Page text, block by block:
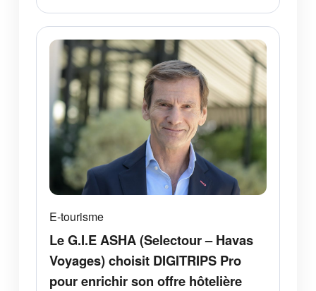
E-tourisme
Le G.I.E ASHA (Selectour – Havas
Voyages) choisit DIGITRIPS Pro
pour enrichir son offre hôtelière